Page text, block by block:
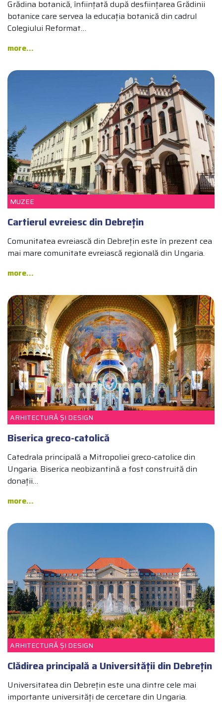
Grădina botanică, înființată după desființarea Grădinii
botanice care servea la educația botanică din cadrul
Colegiului Reformat…
more...
CULTURĂ
ARHITECTURĂ ȘI DESIGN
MUZEE
Cartierul evreiesc din Debrețin
Comunitatea evreiască din Debrețin este în prezent cea
mai mare comunitate evreiască regională din Ungaria.
more...
CULTURĂ
ARHITECTURĂ ȘI DESIGN
Biserica greco-catolică
Catedrala principală a Mitropoliei greco-catolice din
Ungaria. Biserica neobizantină a fost construită din
donații…
more...
DEBREȚIN TOP 10
CULTURĂ
ARHITECTURĂ ȘI DESIGN
Clădirea principală a Universității din Debrețin
Universitatea din Debrețin este una dintre cele mai
importante universități de cercetare din Ungaria.